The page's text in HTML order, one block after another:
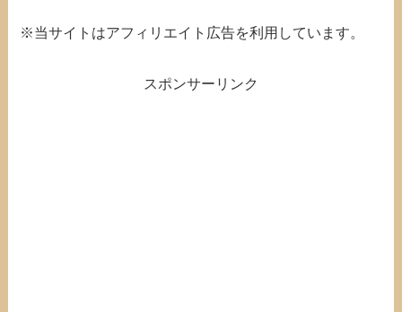
※当サイトはアフィリエイト広告を利用しています。
スポンサーリンク